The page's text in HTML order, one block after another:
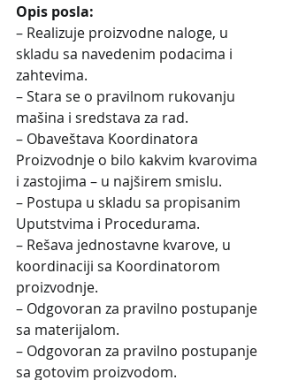
Opis posla:
– Realizuje proizvodne naloge, u
skladu sa navedenim podacima i
zahtevima.
– Stara se o pravilnom rukovanju
mašina i sredstava za rad.
– Obaveštava Koordinatora
Proizvodnje o bilo kakvim kvarovima
i zastojima – u najširem smislu.
– Postupa u skladu sa propisanim
Uputstvima i Procedurama.
– Rešava jednostavne kvarove, u
koordinaciji sa Koordinatorom
proizvodnje.
– Odgovoran za pravilno postupanje
sa materijalom.
– Odgovoran za pravilno postupanje
sa gotovim proizvodom.